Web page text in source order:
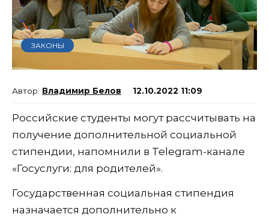
ЗАКОНЫ
Владимир Белов 12.10.2022 11:09
Российские студенты могут рассчитывать на
получение дополнительной социальной
стипендии, напомнили в Telegram-канале
«Госуслуги: для родителей».
Государственная социальная стипендия
назначается дополнительно к